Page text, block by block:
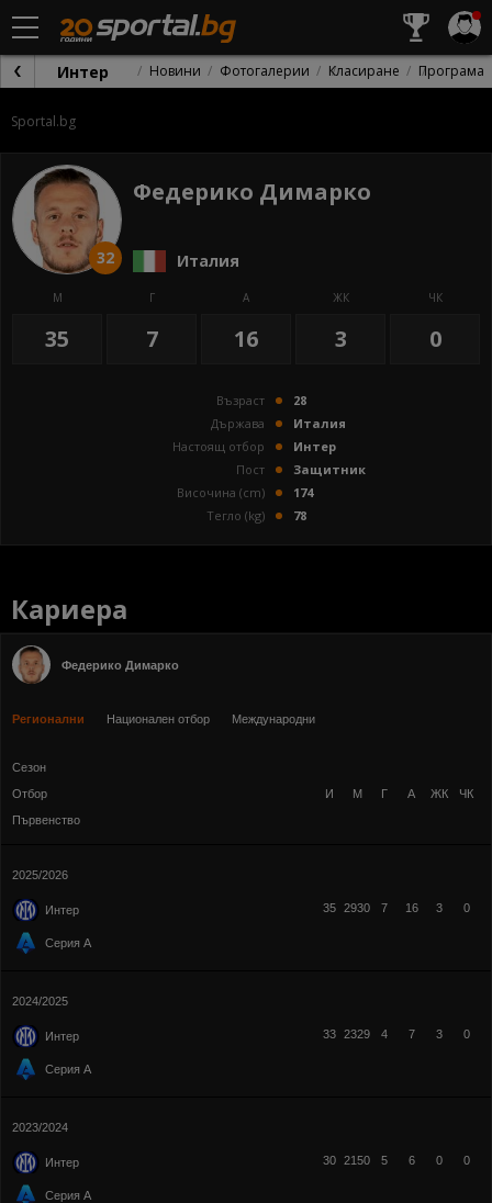
Интер Новини Фотогалерии Класиране Програма
Sportal.bg
32
Федерико Димарко
Италия
М
35
Г
7
А
16
ЖК
3
ЧК
0
Възраст
28
Държава
Италия
Настоящ отбор
Интер
Пост
Защитник
Височина (cm)
174
Тегло (kg)
78
Кариера
Федерико Димарко
Регионални Национален отбор Международни
Сезон
Отбор
Първенство
И М Г А ЖК ЧК
2025/2026
Интер
Серия А
35 2930 7 16 3 0
2024/2025
Интер
Серия А
33 2329 4 7 3 0
2023/2024
Интер
Серия А
30 2150 5 6 0 0